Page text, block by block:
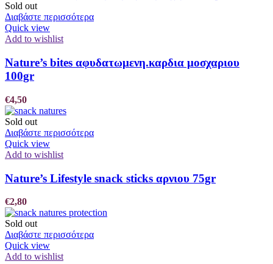
Sold out
Διαβάστε περισσότερα
Quick view
Add to wishlist
Nature’s bites αφυδατωμενη.καρδια μοσχαριου
100gr
€4,50
Sold out
Διαβάστε περισσότερα
Quick view
Add to wishlist
Nature’s Lifestyle snack sticks αρνιου 75gr
€2,80
Sold out
Διαβάστε περισσότερα
Quick view
Add to wishlist